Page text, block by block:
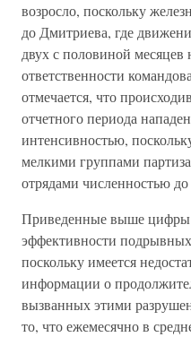
возросло, поскольку
до Дмитриева, где
двух с половиной месяцев
ответственности
отмечается, что
отчетного периода
интенсивностью,
мелкими группами
отрядами численностью до
Приведенные выше цифры
эффективности
поскольку имеется
информации о
вызванных этими
то, что ежемесячно в